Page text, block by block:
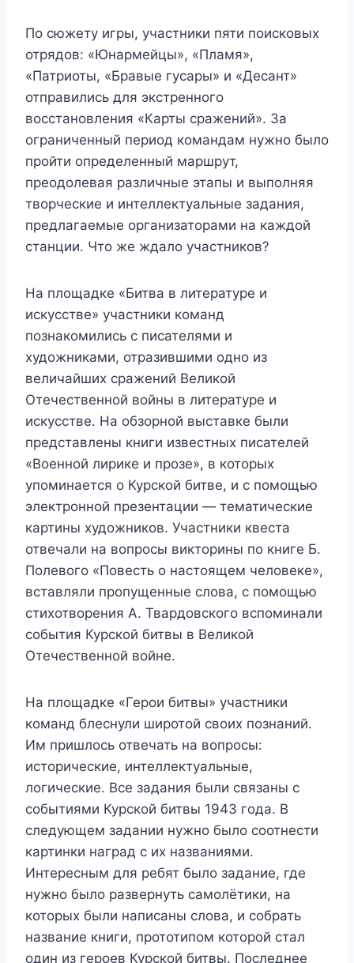
По сюжету игры, участники пяти поисковых
отрядов: «Юнармейцы», «Пламя»,
«Патриоты, «Бравые гусары» и «Десант»
отправились для экстренного
восстановления «Карты сражений». За
ограниченный период командам нужно было
пройти определенный маршрут,
преодолевая различные этапы и выполняя
творческие и интеллектуальные задания,
предлагаемые организаторами на каждой
станции. Что же ждало участников?
На площадке «Битва в литературе и
искусстве» участники команд
познакомились с писателями и
художниками, отразившими одно из
величайших сражений Великой
Отечественной войны в литературе и
искусстве. На обзорной выставке были
представлены книги известных писателей
«Военной лирике и прозе», в которых
упоминается о Курской битве, и с помощью
электронной презентации — тематические
картины художников. Участники квеста
отвечали на вопросы викторины по книге Б.
Полевого «Повесть о настоящем человеке»,
вставляли пропущенные слова, с помощью
стихотворения А. Твардовского вспоминали
события Курской битвы в Великой
Отечественной войне.
На площадке «Герои битвы» участники
команд блеснули широтой своих познаний.
Им пришлось отвечать на вопросы:
исторические, интеллектуальные,
логические. Все задания были связаны с
событиями Курской битвы 1943 года. В
следующем задании нужно было соотнести
картинки наград с их названиями.
Интересным для ребят было задание, где
нужно было развернуть самолётики, на
которых были написаны слова, и собрать
название книги, прототипом которой стал
один из героев Курской битвы. Последнее